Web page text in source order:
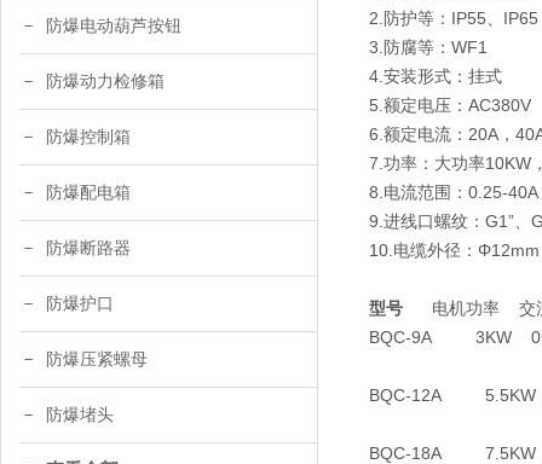
防爆电动葫芦按钮
防爆动力检修箱
防爆控制箱
防爆配电箱
防爆断路器
防爆护口
防爆压紧螺母
防爆堵头
2.防护等：IP55、IP65
3.防腐等：WF1
4.安装形式：挂式
5.额定电压：AC380V
6.额定电流：20A，
7.功率：大功率10KW
8.电流范围：0.25-40A
9.进线口螺纹：G1”、
10.电缆外径：
型号
电机功率 交
BQC-9A 3KW
BQC-12A
BQC-18A